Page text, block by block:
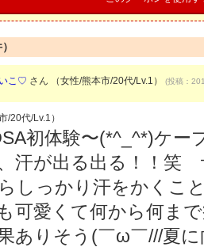
こ♡ さん （女性/熊本市/20代/Lv.1） (投稿：
/20代/Lv.1）
初体験〜(*^_^*)ケ
汗が出る出る！！笑
しっかり汗をかくこ
可愛くて何から何ま
ありそう(￣ω￣///夏